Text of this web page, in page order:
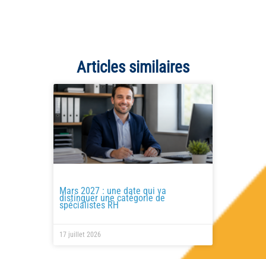
Articles similaires
Mars 2027 : une date qui va
distinguer une catégorie de
spécialistes RH
17 juillet 2026